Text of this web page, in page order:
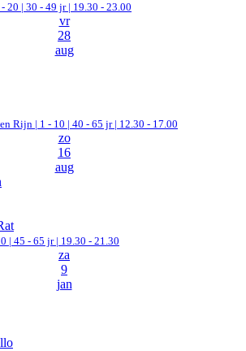
20 | 30 - 49 jr | 19.30 - 23.00
vr
28
aug
Rijn | 1 - 10 | 40 - 65 jr | 12.30 - 17.00
zo
16
aug
| 45 - 65 jr | 19.30 - 21.30
za
9
jan